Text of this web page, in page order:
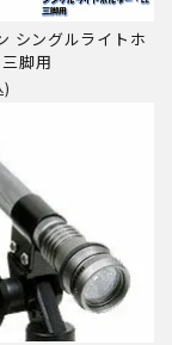
シングルライトホ
脚用
)